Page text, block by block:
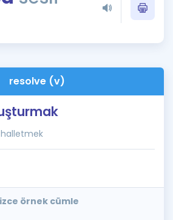
resolve (v)
örnek cümle